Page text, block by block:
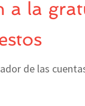
a la
de las